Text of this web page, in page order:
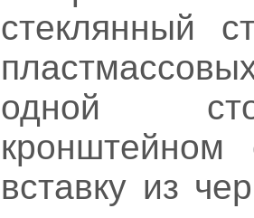
стеклянный
одной
вставку из